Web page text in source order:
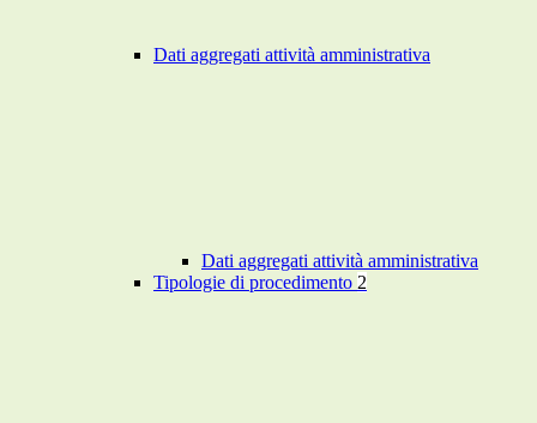
Dati aggregati attività amministrativa
Dati aggregati attività amministrativa
Tipologie di procedimento 2